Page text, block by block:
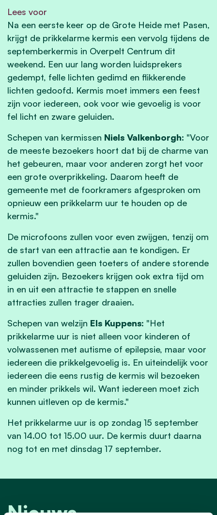
Lees voor
Na een eerste keer op de Grote Heide met Pasen,
krijgt de prikkelarme kermis een vervolg tijdens de
septemberkermis in Overpelt Centrum dit
weekend. Een uur lang worden luidsprekers
gedempt, felle lichten gedimd en flikkerende
lichten gedoofd. Kermis moet immers een feest
zijn voor iedereen, ook voor wie gevoelig is voor
fel licht en zware geluiden.
Schepen van kermissen Niels Valkenborgh: "Voor
de meeste bezoekers hoort dat bij de charme van
het gebeuren, maar voor anderen zorgt het voor
een grote overprikkeling. Daarom heeft de
gemeente met de foorkramers afgesproken om
opnieuw een prikkelarm uur te houden op de
kermis."
De microfoons zullen voor even zwijgen, tenzij om
de start van een attractie aan te kondigen. Er
zullen bovendien geen toeters of andere storende
geluiden zijn. Bezoekers krijgen ook extra tijd om
in en uit een attractie te stappen en snelle
attracties zullen trager draaien.
Schepen van welzijn Els Kuppens: "Het
prikkelarme uur is niet alleen voor kinderen of
volwassenen met autisme of epilepsie, maar voor
iedereen die prikkelgevoelig is. En uiteindelijk voor
iedereen die eens rustig de kermis wil bezoeken
en minder prikkels wil. Want iedereen moet zich
kunnen uitleven op de kermis."
Het prikkelarme uur is op zondag 15 september
van 14.00 tot 15.00 uur. De kermis duurt daarna
nog tot en met dinsdag 17 september.